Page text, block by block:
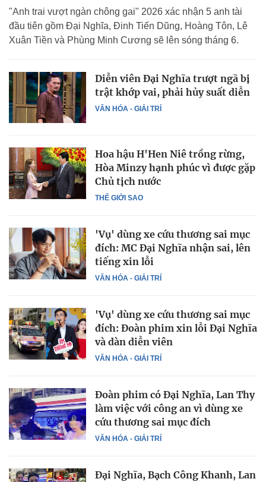
"Anh trai vượt ngàn chông gai" 2026 xác nhận 5 anh tài
đầu tiên gồm Đại Nghĩa, Đinh Tiến Dũng, Hoàng Tôn, Lê
Xuân Tiền và Phùng Minh Cương sẽ lên sóng tháng 6.
VĂN HÓA - GIẢI TRÍ
Diễn viên Đại Nghĩa trượt ngã bị
trật khớp vai, phải hủy suất diễn
THẾ GIỚI SAO
Hoa hậu H'Hen Niê trồng rừng,
Hòa Minzy hạnh phúc vì được gặp
Chủ tịch nước
VĂN HÓA - GIẢI TRÍ
'Vụ' dùng xe cứu thương sai mục
đích: MC Đại Nghĩa nhận sai, lên
tiếng xin lỗi
VĂN HÓA - GIẢI TRÍ
'Vụ' dùng xe cứu thương sai mục
đích: Đoàn phim xin lỗi Đại Nghĩa
và dàn diễn viên
VĂN HÓA - GIẢI TRÍ
Đoàn phim có Đại Nghĩa, Lan Thy
làm việc với công an vì dùng xe
cứu thương sai mục đích
Đại Nghĩa, Bạch Công Khanh, Lan